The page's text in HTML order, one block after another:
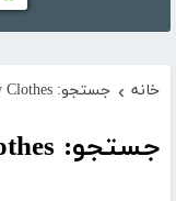
خانه › جستجو: The Emperors New Clothes
جستجو: The Emperors New Clothes